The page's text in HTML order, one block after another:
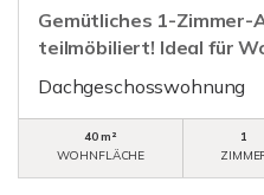
Gemütliches 1-
teilmöbiliert! Ideal für
Dachgeschosswohnung
40 m²
WOHNFLÄCHE
1